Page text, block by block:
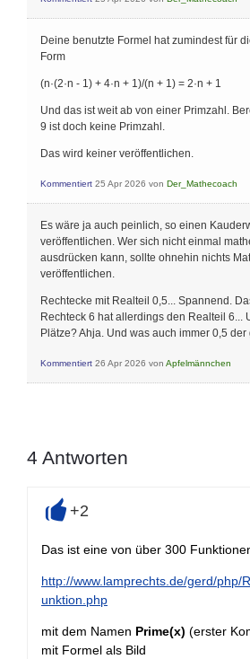
Deine benutzte Formel hat zumindest für
Form
(n·(2·n - 1) + 4·n + 1)/(n + 1) = 2·n + 1
Und das ist weit ab von einer Primzahl.
9 ist doch keine Primzahl.
Das wird keiner veröffentlichen.
Kommentiert 25 Apr 2026 von Der_Mathecoach
Es wäre ja auch peinlich, so einen
veröffentlichen. Wer sich nicht einmal
ausdrücken kann, sollte ohnehin nichts
veröffentlichen.
Rechtecke mit Realteil 0,5... Spannend.
Rechteck 6 hat allerdings den Realteil 6...
Plätze? Ahja. Und was auch immer 0,5
Kommentiert 26 Apr 2026 von Apfelmännchen
4 Antworten
+
+2
Das ist eine von über 300
http://www.lamprechts.de/gerd/php/
unktion.php
mit dem Namen Prime(x) (erster
mit Formel als Bild